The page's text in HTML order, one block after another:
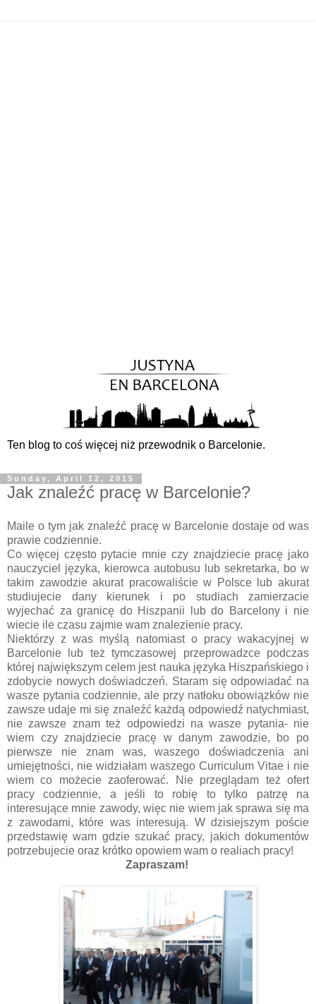
Ten blog to coś więcej niż przewodnik o Barcelonie.
Sunday, April 12, 2015
Jak znaleźć pracę w Barcelonie?
Maile o tym jak znaleźć pracę w Barcelonie dostaje od was
prawie codziennie.
Co więcej często pytacie mnie czy znajdziecie pracę jako
nauczyciel języka, kierowca autobusu lub sekretarka, bo w
takim zawodzie akurat pracowaliście w Polsce lub akurat
studiujecie dany kierunek i po studiach zamierzacie
wyjechać za granicę do Hiszpanii lub do Barcelony i nie
wiecie ile czasu zajmie wam znalezienie pracy.
Niektórzy z was myślą natomiast o pracy wakacyjnej w
Barcelonie lub też tymczasowej przeprowadzce podczas
której największym celem jest nauka języka Hiszpańskiego i
zdobycie nowych doświadczeń. Staram się odpowiadać na
wasze pytania codziennie, ale przy natłoku obowiązków nie
zawsze udaje mi się znaleźć każdą odpowiedź natychmiast,
nie zawsze znam też odpowiedzi na wasze pytania- nie
wiem czy znajdziecie pracę w danym zawodzie, bo po
pierwsze nie znam was, waszego doświadczenia ani
umiejętności, nie widziałam waszego Curriculum Vitae i nie
wiem co możecie zaoferować. Nie przeglądam też ofert
pracy codziennie, a jeśli to robię to tylko patrzę na
interesujące mnie zawody, więc nie wiem jak sprawa się ma
z zawodami, które was interesują. W dzisiejszym poście
przedstawię wam gdzie szukać pracy, jakich dokumentów
potrzebujecie oraz krótko opowiem wam o realiach pracy!
Zapraszam!